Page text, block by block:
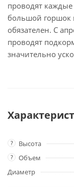
проводят
большой горшок
обязателен. С
проводят
значительно
? Высота
? Объем
Диаметр